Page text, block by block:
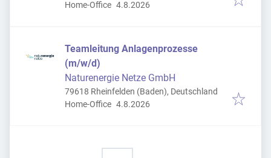
Home-Office Veröffentlicht
4.8.2026
Teamleitung Anlagenprozesse
(m/w/d)
Naturenergie Netze GmbH
79618 Rheinfelden (Baden), Deutschland
Home-Office Veröffentlicht
4.8.2026